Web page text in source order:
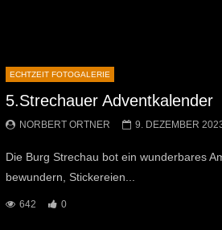
ECHTZEIT FOTOGALERIE
5.Strechauer Adventkalender
NORBERT ORTNER 9. DEZEMBER
Die Burg Strechau bot ein wunderbares
bewundern, Stickereien...
642 0